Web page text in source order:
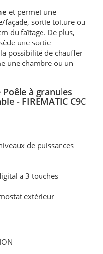
et permet une
façade, sortie toiture ou
du faîtage. De plus,
une sortie
possibilité de chauffer
une chambre ou un
à granules
- FIREMATIC C9C
de puissances
à 3 touches
extérieur